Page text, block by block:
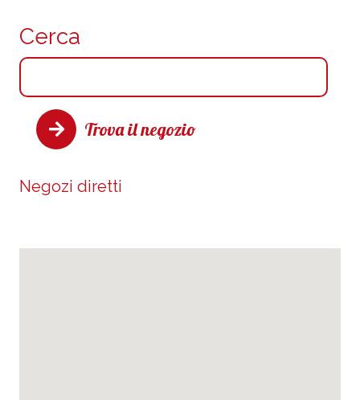
Cerca
Trova il negozio
Negozi diretti